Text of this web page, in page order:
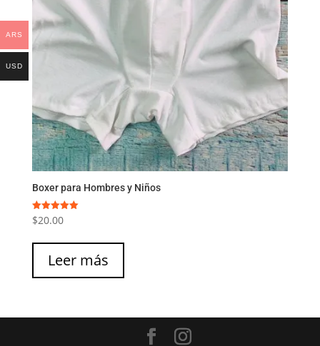
Boxer para Hombres y Niños
Valorado
con
de 5
$20.00
Leer más
ARS
USD